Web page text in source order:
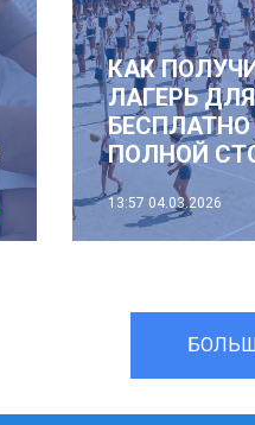
КАК
ЛАГЕРЬ
ПОЛНОЙ
13:57 04.03.2026